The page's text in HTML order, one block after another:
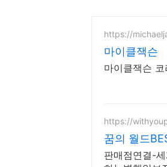
https://
마이클잭슨
마이클잭슨
https://
꿈의 월드
판매점연결-